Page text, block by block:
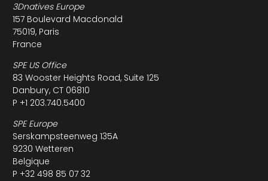
3Dnatives Europe
157 Boulevard Macdonald
75019, Paris
France
SPE US Office
83 Wooster Heights Road, Suite 125
Danbury, CT 06810
P +1 203.740.5400
SPE Europe
Serskampsteenweg 135A
9230 Wetteren
Belgique
P +32 498 85 07 32